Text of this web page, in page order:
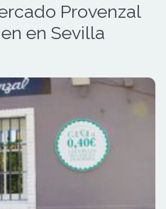
Provenzal
en Sevilla